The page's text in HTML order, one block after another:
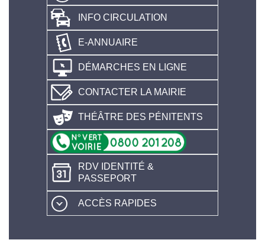
INFO CIRCULATION
E-ANNUAIRE
DÉMARCHES EN LIGNE
CONTACTER LA MAIRIE
THÉÂTRE DES PÉNITENTS
RDV IDENTITÉ &
PASSEPORT
ACCÈS RAPIDES